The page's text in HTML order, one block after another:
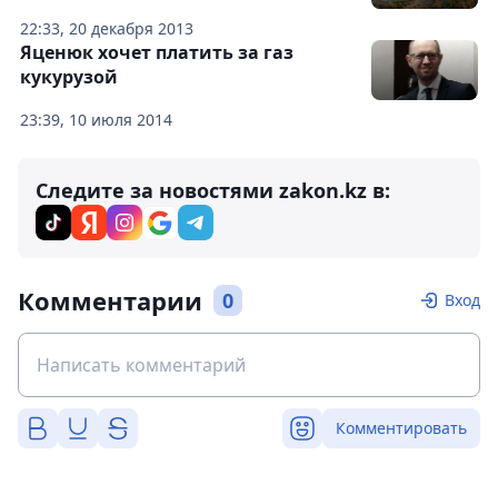
22:33, 20 декабря 2013
23:39, 10 июля 2014
Яценюк хочет платить за газ
кукурузой
Следите за новостями zakon.kz в:
Комментарии 0 Вход
Комментировать